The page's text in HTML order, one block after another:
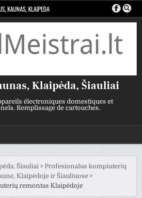
KAUNAS, KLAIPEDA
Klaipėda, Šiauliai
électroniques domestiques et
Remplissage de cartouches.
Šiauliai >Profesionalus kompiuterių
Klaipėdoje ir Šiauliuose >
remontas Klaipėdoje